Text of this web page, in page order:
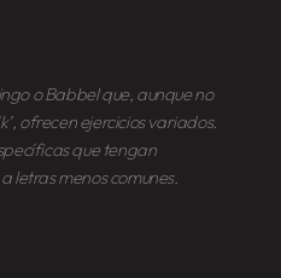
o Babbel que, aunque no
ofrecen ejercicios variados.
que tengan
letras menos comunes.